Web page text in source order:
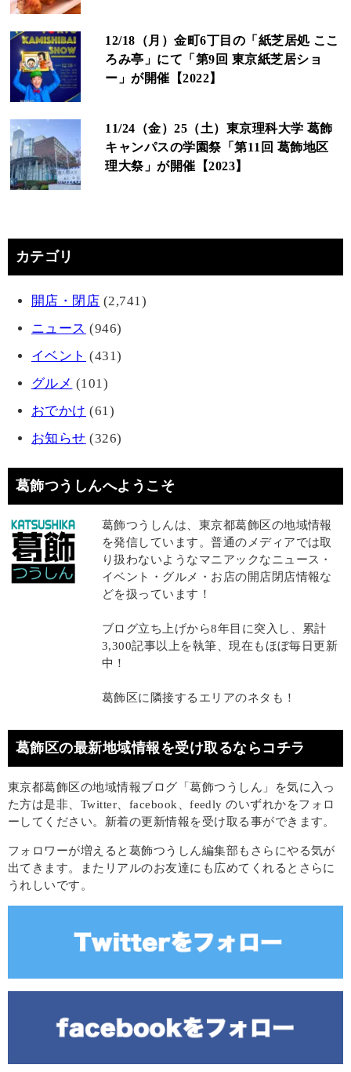
12/18（月）金町6丁目の「紙芝居処 ここ
ろみ亭」にて「第9回 東京紙芝居ショ
ー」が開催【2022】
11/24（金）25（土）東京理科大学 葛飾
キャンパスの学園祭「第11回 葛飾地区
理大祭」が開催【2023】
カテゴリ
開店・閉店 (2,741)
ニュース (946)
イベント (431)
グルメ (101)
おでかけ (61)
お知らせ (326)
葛飾つうしんへようこそ
葛飾つうしんは、東京都葛飾区の地域情報
を発信しています。普通のメディアでは取
り扱わないようなマニアックなニュース・
イベント・グルメ・お店の開店閉店情報な
どを扱っています！
ブログ立ち上げから8年目に突入し、累計
3,300記事以上を執筆、現在もほぼ毎日更新
中！
葛飾区に隣接するエリアのネタも！
葛飾区の最新地域情報を受け取るならコチラ
東京都葛飾区の地域情報ブログ「葛飾つうしん」を気に入っ
た方は是非、Twitter、facebook、feedly のいずれかをフォロ
ーしてください。新着の更新情報を受け取る事ができます。
フォロワーが増えると葛飾つうしん編集部もさらにやる気が
出てきます。またリアルのお友達にも広めてくれるとさらに
うれしいです。